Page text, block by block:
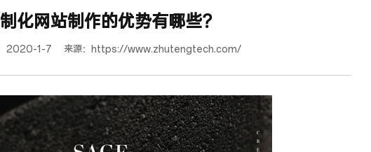
化网站制作的优势有哪些？
2020-1-7 来源： https://www.zhutengtech.com/